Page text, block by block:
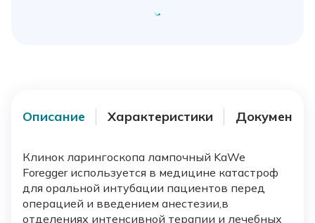
Описание Характеристики Документы
Клинок ларингоскопа лампочный KaWe
Foregger используется в медицине катастроф
для оральной интубации пациентов перед
операцией и введением анестезии,в
отделениях интенсивной терапии и лечебных